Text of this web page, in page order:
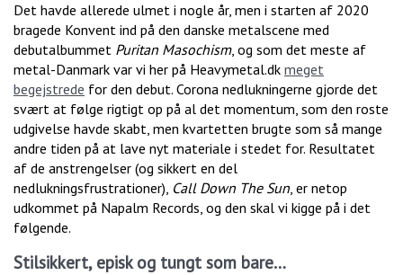
Det havde allerede ulmet i nogle år, men i starten af 2020
bragede Konvent ind på den danske metalscene med
debutalbummet Puritan Masochism, og som det meste af
metal-Danmark var vi her på Heavymetal.dk meget
begejstrede for den debut. Corona nedlukningerne gjorde det
svært at følge rigtigt op på al det momentum, som den roste
udgivelse havde skabt, men kvartetten brugte som så mange
andre tiden på at lave nyt materiale i stedet for. Resultatet
af de anstrengelser (og sikkert en del
nedlukningsfrustrationer), Call Down The Sun, er netop
udkommet på Napalm Records, og den skal vi kigge på i det
følgende.
Stilsikkert, episk og tungt som bare…